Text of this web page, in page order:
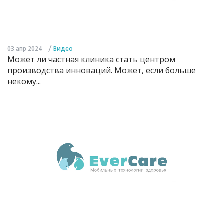
03 апр 2024 / Видео
Может ли частная клиника стать центром
производства инноваций. Может, если больше
некому...